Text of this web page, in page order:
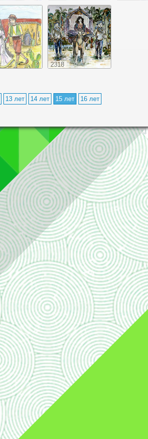
2318
13 лет 14 лет 15 лет 16 лет